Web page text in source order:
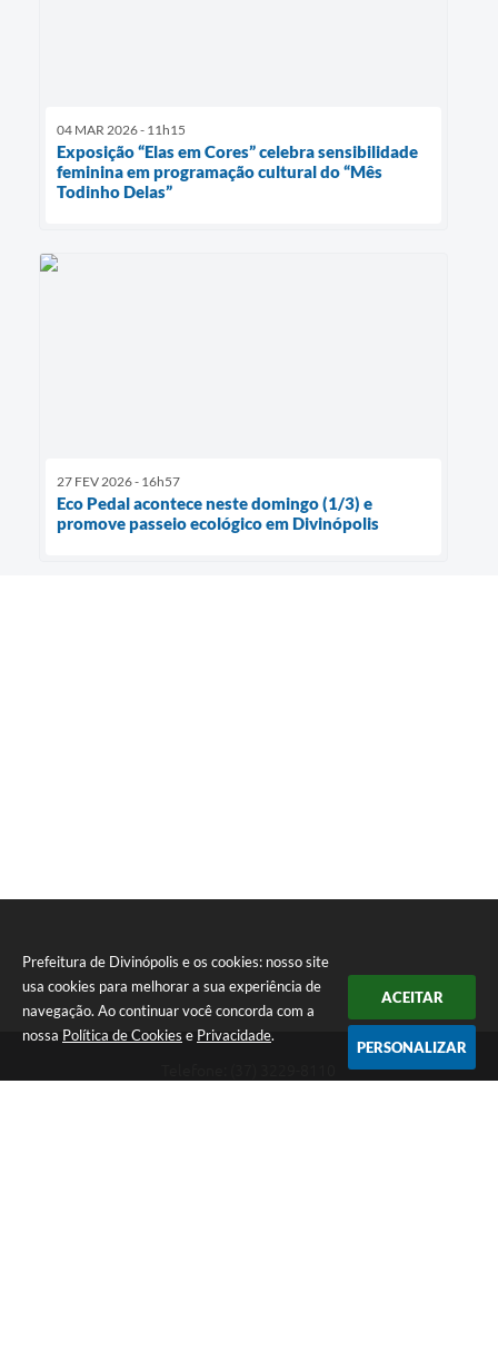
Prefeitura de Divinópolis e os cookies: nosso site
usa cookies para melhorar a sua experiência de
navegação. Ao continuar você concorda com a
nossa Política de Cookies e Privacidade.
ACEITAR
PERSONALIZAR
04 MAR 2026 - 11h15
Exposição “Elas em Cores” celebra sensibilidade
feminina em programação cultural do “Mês
Todinho Delas”
27 FEV 2026 - 16h57
Eco Pedal acontece neste domingo (1/3) e
promove passeio ecológico em Divinópolis